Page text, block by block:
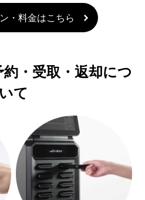
・料金はこちら
・受取・返却につ
いて